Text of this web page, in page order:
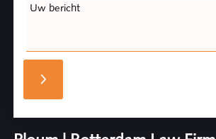
Uw bericht